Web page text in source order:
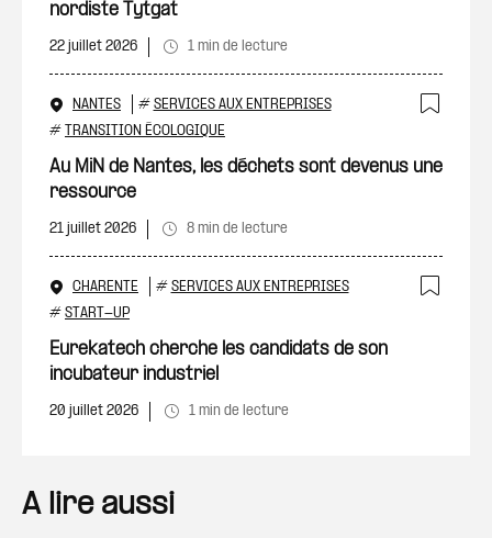
nordiste Tytgat
22 juillet 2026 1 min de lecture
NANTES # SERVICES AUX ENTREPRISES
# TRANSITION ÉCOLOGIQUE
Au MiN de Nantes, les déchets sont devenus une
ressource
21 juillet 2026 8 min de lecture
CHARENTE # SERVICES AUX ENTREPRISES
# START-UP
Eurekatech cherche les candidats de son
incubateur industriel
20 juillet 2026 1 min de lecture
A lire aussi